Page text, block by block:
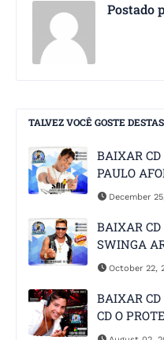
Postado
TALVEZ VOCÊ GOSTE
BAIXAR
PAULO
December
BAIXAR
SWINGA
October 22,
BAIXAR
CD O